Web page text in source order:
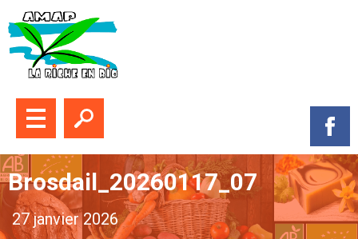
Ouvrir la recherche
Brosdail_20260117_07
27 janvier 2026